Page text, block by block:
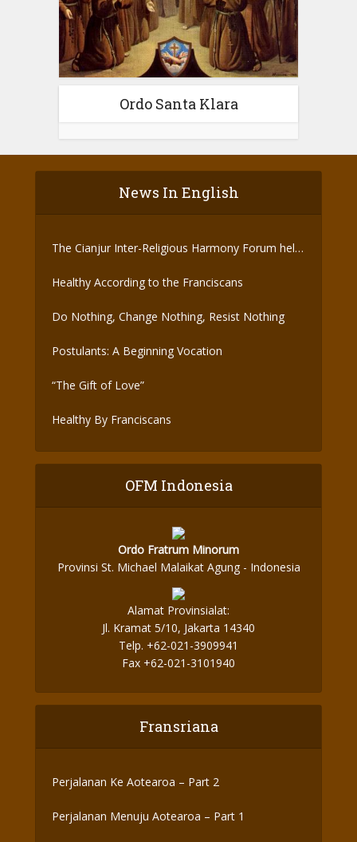
Ordo Santa Klara
News In English
The Cianjur Inter-Religious Harmony Forum held
Healthy According to the Franciscans
Do Nothing, Change Nothing, Resist Nothing
Postulants: A Beginning Vocation
“The Gift of Love”
Healthy By Franciscans
OFM Indonesia
Ordo Fratrum Minorum
Provinsi St. Michael Malaikat Agung - Indonesia
Alamat Provinsialat:
Jl. Kramat 5/10, Jakarta 14340
Telp. +62-021-3909941
Fax +62-021-3101940
Fransriana
Perjalanan Ke Aotearoa – Part 2
Perjalanan Menuju Aotearoa – Part 1